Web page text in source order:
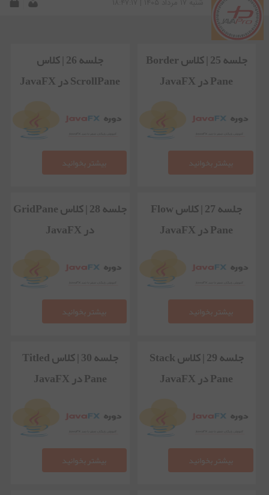
جلسه 25 | کلاس Border
Pane در JavaFX
بیشتر بخوانید
جلسه 26 | کلاس
ScrollPane در JavaFX
بیشتر بخوانید
جلسه 27 | کلاس Flow
Pane در JavaFX
بیشتر بخوانید
جلسه 28 | کلاس GridPane
در JavaFX
بیشتر بخوانید
جلسه 29 | کلاس Stack
Pane در JavaFX
بیشتر بخوانید
جلسه 30 | کلاس Titled
Pane در JavaFX
بیشتر بخوانید